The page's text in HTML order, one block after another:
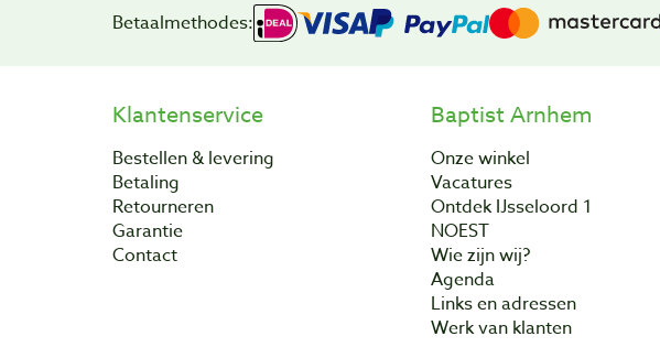
Betaalmethodes:
Klantenservice
Bestellen & levering
Betaling
Retourneren
Garantie
Contact
Baptist Arnhem
Onze winkel
Vacatures
Ontdek IJsseloord 1
NOEST
Wie zijn wij?
Agenda
Links en adressen
Werk van klanten